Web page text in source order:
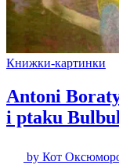
Книжки-картинки
Antoni
i ptaku
by Кот